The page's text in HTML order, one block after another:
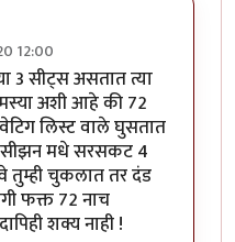
12:00
3 सीट्स असतात त्या
अशी आहे की 72
लिस्ट वाले घुसतात
सीझन मधे सरसकट 4
तुम्ही चुकलात तर दंड
फक्त 72 नाच
शक्य नाही !